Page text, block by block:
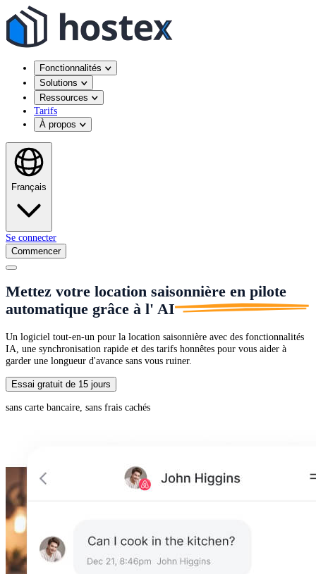
Fonctionnalités
Solutions
Ressources
Tarifs
À propos
Français
Se connecter
Commencer
Mettez votre location saisonnière en pilote
automatique grâce à l' AI
Un logiciel tout-en-un pour la location saisonnière avec des fonctionnalités
IA, une synchronisation rapide et des tarifs honnêtes pour vous aider à
garder une longueur d'avance sans vous ruiner.
Essai gratuit de 15 jours
sans carte bancaire, sans frais cachés